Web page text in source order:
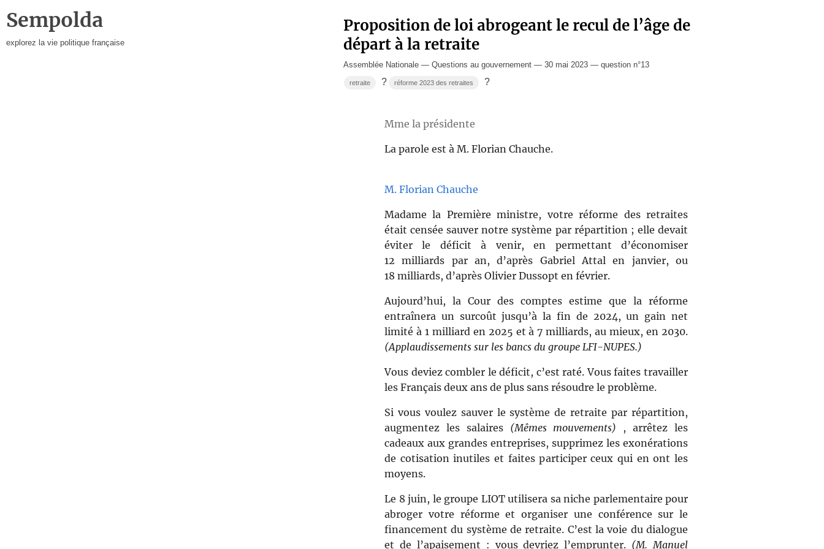
Sempolda
explorez la vie politique française
Proposition de loi abrogeant le recul de l’âge de
départ à la retraite
Assemblée Nationale — Questions au gouvernement — 30 mai 2023 — question n°13
retraite ? réforme 2023 des retraites ?
Mme la présidente
La parole est à M. Florian Chauche.
M. Florian Chauche
Madame la Première ministre, votre réforme des retraites
était censée sauver notre système par répartition ; elle devait
éviter le déficit à venir, en permettant d’économiser
12 milliards par an, d’après Gabriel Attal en janvier, ou
18 milliards, d’après Olivier Dussopt en février.
Aujourd’hui, la Cour des comptes estime que la réforme
entraînera un surcoût jusqu’à la fin de 2024, un gain net
limité à 1 milliard en 2025 et à 7 milliards, au mieux, en 2030.
(Applaudissements sur les bancs du groupe LFI-NUPES.)
Vous deviez combler le déficit, c’est raté. Vous faites travailler
les Français deux ans de plus sans résoudre le problème.
Si vous voulez sauver le système de retraite par répartition,
augmentez les salaires (Mêmes mouvements) , arrêtez les
cadeaux aux grandes entreprises, supprimez les exonérations
de cotisation inutiles et faites participer ceux qui en ont les
moyens.
Le 8 juin, le groupe LIOT utilisera sa niche parlementaire pour
abroger votre réforme et organiser une conférence sur le
financement du système de retraite. C’est la voie du dialogue
et de l’apaisement : vous devriez l’emprunter. (M. Manuel